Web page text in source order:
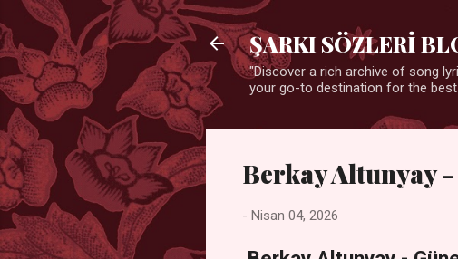
ŞARKI SÖZLERİ
"Discover a rich archive of song
your go-to destination for the
Berkay Altunyay -
- Nisan 04, 2026